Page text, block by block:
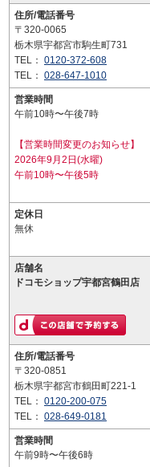
住所/電話番号
〒320-0065
栃木県宇都宮市駒生町731
TEL： 0120-372-608
TEL： 028-647-1010
営業時間
午前10時〜午後7時
【営業時間変更のお知らせ】
2026年9月2日(水曜)
午前10時〜午後5時
定休日
無休
店舗名
ドコモショップ宇都宮鶴田店
住所/電話番号
〒320-0851
栃木県宇都宮市鶴田町221-1
TEL： 0120-200-075
TEL： 028-649-0181
営業時間
午前9時〜午後6時